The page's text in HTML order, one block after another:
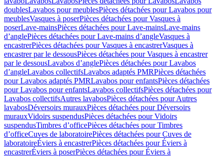
doublesLavabos pour meublesPièces détachées pour Lavabos pour
meublesVasques à poserPièces détachées pour Vasques à
poserLave-mainsPièces détachées pour Lave-mainsLave-mains
d’anglePièces détachées pour Lave-mains d’angleVasques à
encastrerPièces détachées pour Vasques à encastrerVasques à
encastrer par le dessousPièces détachées pour Vasques à encastrer
par le dessousLavabos d’anglePièces détachées pour Lavabos
d’angleLavabos collectifsLavabos adaptés PMRPièces détachées
pour Lavabos adaptés PMRLavabos pour enfantsPièces détachées
pour Lavabos pour enfantsLavabos collectifsPièces détachées pour
Lavabos collectifsAutres lavabosPièces détachées pour Autres
lavabosDéversoirs murauxPièces détachées pour Déversoirs
murauxVidoirs suspendusPièces détachées pour Vidoirs
suspendusTimbres dʼofficePièces détachées pour Timbres
dʼofficeCuves de laboratoirePièces détachées pour Cuves de
laboratoireÉviers à encastrerPièces détachées pour Éviers à
encastrerÉviers à poserPièces détachées pour Éviers à